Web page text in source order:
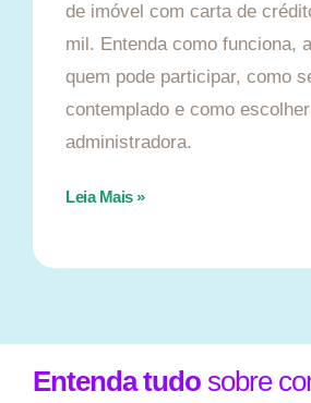
de imóvel com carta de
mil. Entenda como funciona,
quem pode participar, como
contemplado e como
administradora.
Leia Mais »
Entenda tudo sobre